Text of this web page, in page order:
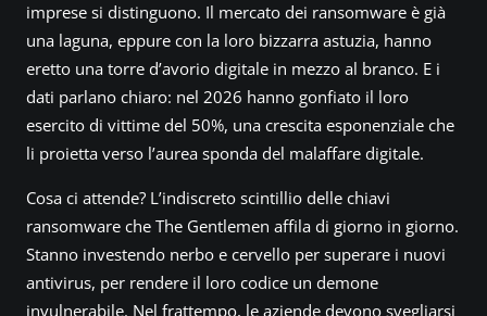
imprese si distinguono. Il mercato dei ransomware è già
una laguna, eppure con la loro bizzarra astuzia, hanno
eretto una torre d’avorio digitale in mezzo al branco. E i
dati parlano chiaro: nel 2026 hanno gonfiato il loro
esercito di vittime del 50%, una crescita esponenziale che
li proietta verso l’aurea sponda del malaffare digitale.
Cosa ci attende? L’indiscreto scintillio delle chiavi
ransomware che The Gentlemen affila di giorno in giorno.
Stanno investendo nerbo e cervello per superare i nuovi
antivirus, per rendere il loro codice un demone
invulnerabile. Nel frattempo, le aziende devono svegliarsi